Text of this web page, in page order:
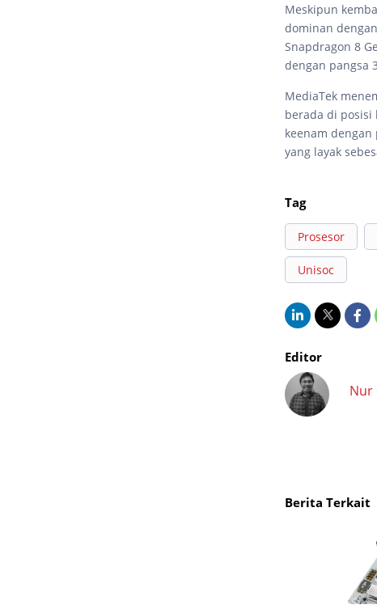
Meskipun
dominan
Snapdragon 8
dengan pangsa
MediaTek
berada di posisi
keenam dengan
yang layak
Tag
Prosesor
Unisoc
Editor
Nur
Berita Terkait